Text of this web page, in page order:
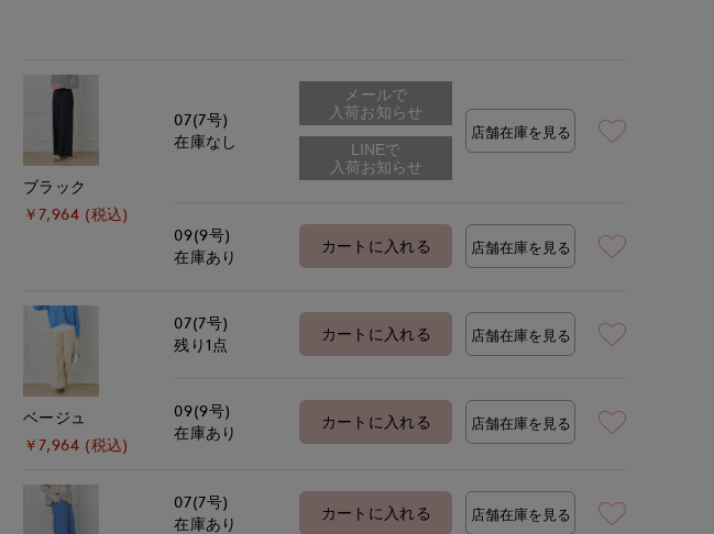
着用サイズ:09(M)
ブラック
￥7,964 (税込)
07(7号)
在庫なし
メールで
入荷お知らせ
店舗在庫を見る
09(9号)
在庫あり
カートに入れる 店舗在庫を見る
ベージュ
￥7,964 (税込)
07(7号)
残り1点
カートに入れる 店舗在庫を見る
09(9号)
在庫あり
カートに入れる 店舗在庫を見る
07(7号)
在庫あり
カートに入れる 店舗在庫を見る